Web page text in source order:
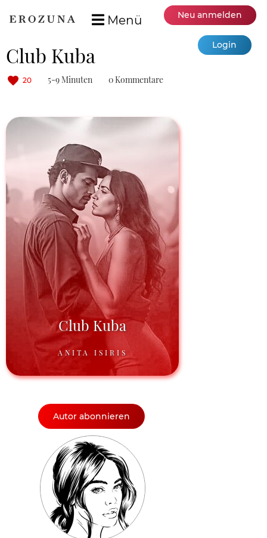
Menü Neu anmelden
Login
Club Kuba
20 5-9 Minuten 0 Kommentare
Club Kuba
ANITA ISIRIS
Autor abonnieren